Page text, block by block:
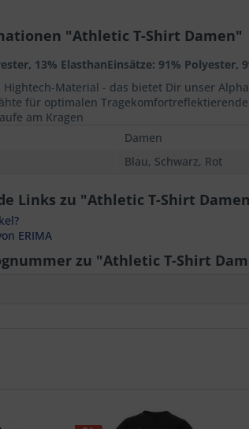
"Athletic T-Shirt Damen"
13% ElasthanEinsätze: 91% Polyester,
Hightech-Material - das bietet Dir unser
für optimalen
am Kragen
Damen
Blau, Schwarz, Rot
Links zu "Athletic T-Shirt
ERIMA
zu "Athletic T-Shirt